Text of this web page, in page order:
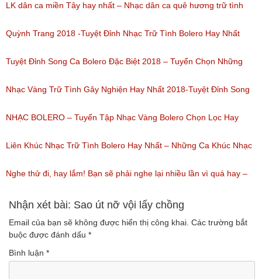
Bolero
(Lượt nghe: 80)
LK dân ca miền Tây hay nhất – Nhạc dân ca quê hương trữ tình
miền tây hay nhất
(Lượt nghe: 184)
Quỳnh Trang 2018 -Tuyệt Đỉnh Nhạc Trữ Tình Bolero Hay Nhất
Của Quỳnh Trang 2018
(Lượt nghe: 155)
Tuyệt Đỉnh Song Ca Bolero Đặc Biệt 2018 – Tuyển Chọn Những
Bài Hát Song Ca Nhạc Vàng Bolero Hay Nhất
(Lượt nghe: 218)
Nhạc Vàng Trữ Tình Gây Nghiện Hay Nhất 2018-Tuyệt Đỉnh Song
Ca Thiên Quang Quỳnh Trang Ngọt Ngào
(Lượt nghe: 219)
NHẠC BOLERO – Tuyển Tập Nhạc Vàng Bolero Chọn Lọc Hay
Nhất / Tuyệt Đỉnh Bolero
(Lượt nghe: 99)
Liên Khúc Nhạc Trữ Tình Bolero Hay Nhất – Những Ca Khúc Nhạc
Vàng Trữ Tình Hay Nhất 2018
(Lượt nghe: 75)
Nghe thử đi, hay lắm! Bạn sẽ phải nghe lại nhiều lần vì quá hay –
Nhạc miền Tây đặc sắc
(Lượt nghe: 46)
Nhận xét bài: Sao út nỡ vội lấy chồng
Email của bạn sẽ không được hiển thị công khai. Các trường bắt
buộc được đánh dấu *
Bình luận *